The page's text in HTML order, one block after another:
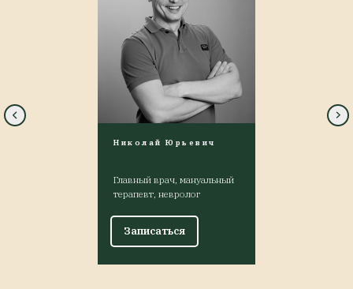
Николай Юрьевич
Главный врач, мануальный
терапевт, невролог
Записаться